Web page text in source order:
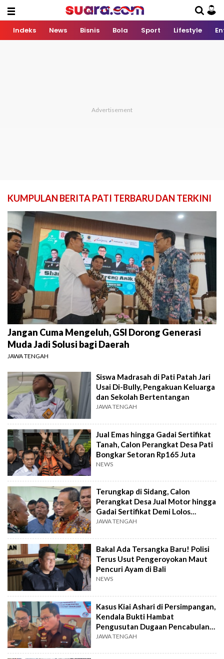
Indeks News Bisnis Bola Sport Lifestyle
KUMPULAN BERITA PATI TERBARU DAN TERKINI
Jangan Cuma Mengeluh, GSI Dorong Generasi
Muda Jadi Solusi bagi Daerah
JAWA TENGAH
Siswa Madrasah di Pati Patah Jari
Usai Di-Bully, Pengakuan Keluarga
dan Sekolah Bertentangan
JAWA TENGAH
Jual Emas hingga Gadai Sertifikat
Tanah, Calon Perangkat Desa Pati
Bongkar Setoran Rp165 Juta
NEWS
Terungkap di Sidang, Calon
Perangkat Desa Jual Motor hingga
Gadai Sertifikat Demi Lolos
Seleksi
JAWA TENGAH
Bakal Ada Tersangka Baru! Polisi
Terus Usut Pengeroyokan Maut
Pencuri Ayam di Bali
NEWS
Kasus Kiai Ashari di Persimpangan,
Kendala Bukti Hambat
Pengusutan Dugaan Pencabulan
50 Santri
JAWA TENGAH